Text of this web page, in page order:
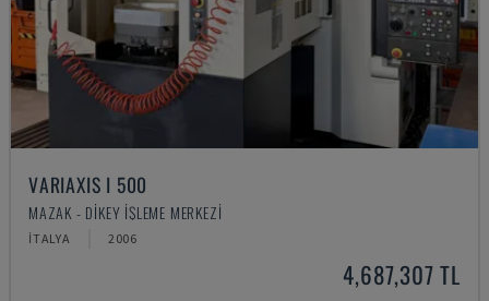
VARIAXIS I 500
MAZAK - DIKEY İŞLEME MERKEZI
İTALYA 2006
4,687,307 TL